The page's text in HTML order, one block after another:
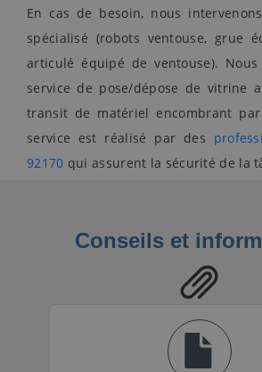
En cas de besoin, nous
spécialisé (robots ventouse, grue
articulé équipé de ventouse).
service de pose/dépose de vitrine
transit de matériel encombrant
service est réalisé par des
92170 qui assurent la sécurité de la
Conseils et